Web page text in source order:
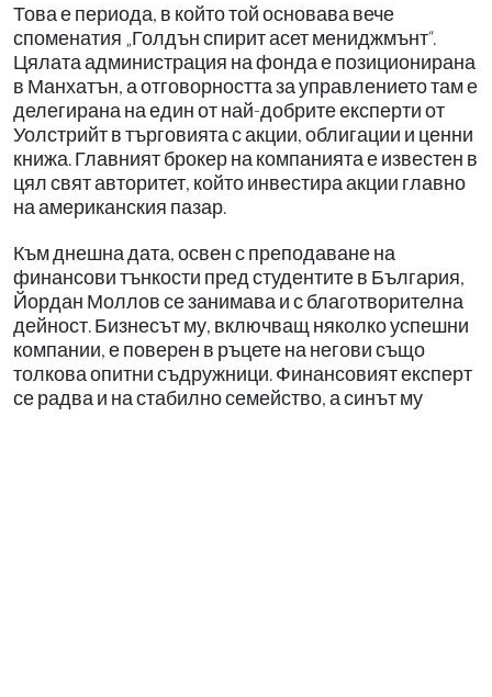
Това е периода, в който той основава вече
споменатия „Голдън спирит асет мениджмънт“.
Цялата администрация на фонда е позиционирана
в Манхатън, а отговорността за управлението там е
делегирана на един от най-добрите експерти от
Уолстрийт в търговията с акции, облигации и ценни
книжа. Главният брокер на компанията е известен в
цял свят авторитет, който инвестира акции главно
на американския пазар.
Към днешна дата, освен с преподаване на
финансови тънкости пред студентите в България,
Йордан Моллов се занимава и с благотворителна
дейност. Бизнесът му, включващ няколко успешни
компании, е поверен в ръцете на негови също
толкова опитни съдружници. Финансовият експерт
се радва и на стабилно семейство, а синът му